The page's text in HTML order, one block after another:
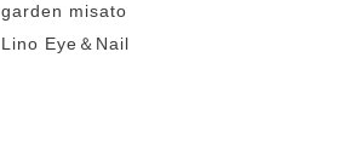
garden misato
Lino Eye＆Nail